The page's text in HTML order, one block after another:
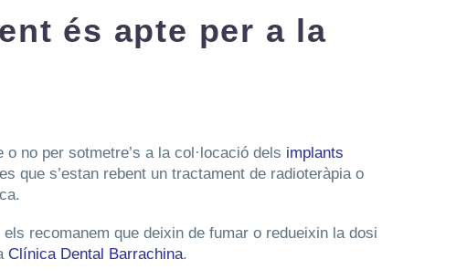
és apte per a la
no per sotmetre’s a la col·locació dels implants
que s’estan rebent un tractament de radioteràpia o
els recomanem que deixin de fumar o redueixin la dosi
Clínica Dental Barrachina.